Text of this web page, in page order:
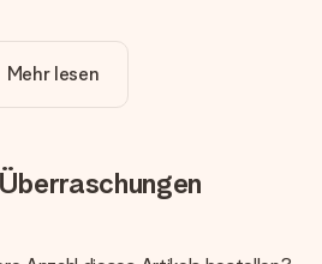
Designs, um deinem
zu verleihen.
bleibt es übersichtlich!
Qualität?
dass du mit deinem Geschenk
Mehr lesen